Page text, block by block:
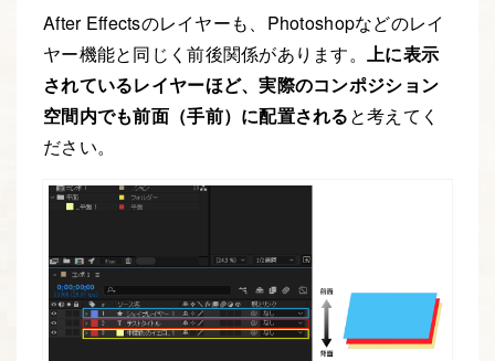
After Effectsのレイヤーも、Photoshopなどのレイ
ヤー機能と同じく前後関係があります。上に表示
されているレイヤーほど、実際のコンポジション
空間内でも前面（手前）に配置されると考えてく
ださい。